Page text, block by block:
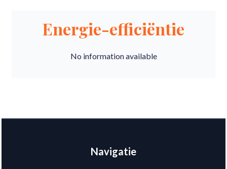
Energie-efficiëntie
No information available
Navigatie